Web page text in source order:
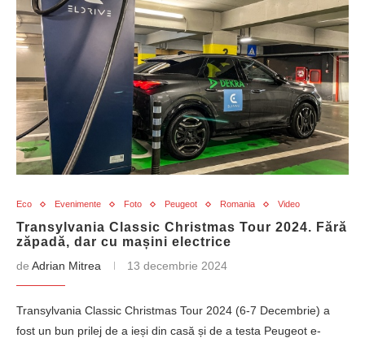
Eco Evenimente Foto Peugeot Romania Video
Transylvania Classic Christmas Tour 2024. Fără
zăpadă, dar cu mașini electrice
de Adrian Mitrea 13 decembrie 2024
Transylvania Classic Christmas Tour 2024 (6-7 Decembrie) a
fost un bun prilej de a ieși din casă și de a testa Peugeot e-